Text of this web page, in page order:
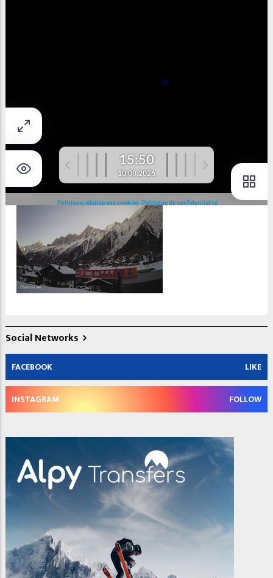
Vallorcine/Station de Ski La Poya
Aiguille des Chamonix
Social Networks
FACEBOOK LIKE
INSTAGRAM FOLLOW